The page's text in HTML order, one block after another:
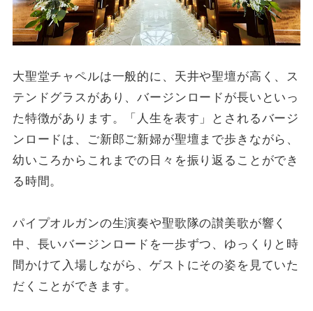
大聖堂チャペルは一般的に、天井や聖壇が高く、ス
テンドグラスがあり、バージンロードが長いといっ
た特徴があります。「人生を表す」とされるバージ
ンロードは、ご新郎ご新婦が聖壇まで歩きながら、
幼いころからこれまでの日々を振り返ることができ
る時間。
パイプオルガンの生演奏や聖歌隊の讃美歌が響く
中、長いバージンロードを一歩ずつ、ゆっくりと時
間かけて入場しながら、ゲストにその姿を見ていた
だくことができます。